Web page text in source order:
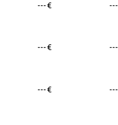
---€ ---
---€ ---
---€ ---